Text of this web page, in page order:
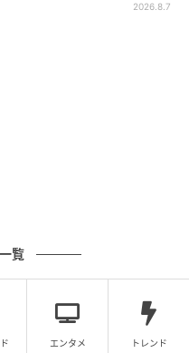
コーデには、足元もブ
2026.8.7
覧
エンタメ トレンド